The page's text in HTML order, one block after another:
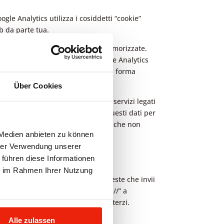
Über Cookies
anbieten zu können
Verwendung unserer
diese Informationen
Rahmen Ihrer Nutzung
Alle zulassen
Analytics utilizza i cosiddetti “cookie”
da parte tua.
Google negli Stati Uniti e lì memorizzate.
Inoltre, abbiamo esteso Google Analytics
tutti i dati vengano raccolti in forma
i gestori del sito e fornire altri servizi legati
legge o se i terzi elaborano questi dati per
il tuo browser in modo che non
nostro.
come ad esempio le richieste che invii
del browser cambia da “http://” a
noi non possono essere letti da terzi.